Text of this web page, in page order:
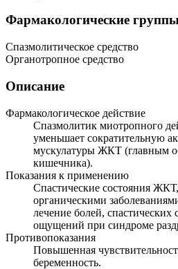
Фармакологические
Спазмолитическое средство
Органотропное средство
Описание
Фармакологическое действие
Спазмолитик миотропного
уменьшает сократительную
мускулатуры ЖКТ (главным
кишечника).
Показания к применению
Спастические состояния
органическими
лечение болей,
ощущений при синдроме
Противопоказания
Повышенная
беременность.